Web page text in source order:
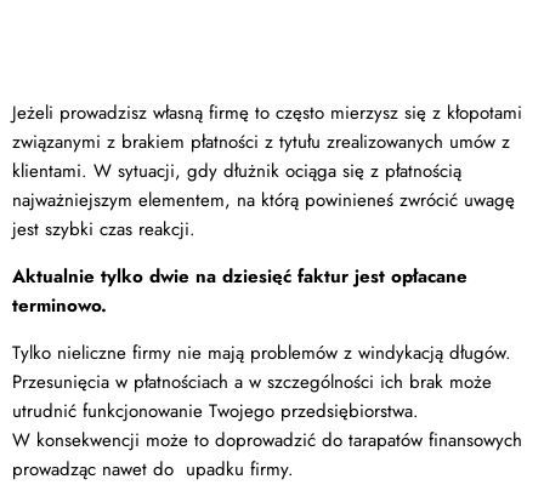
Jeżeli prowadzisz własną firmę to często mierzysz się z kłopotami
związanymi z brakiem płatności z tytułu zrealizowanych umów z
klientami. W sytuacji, gdy dłużnik ociąga się z płatnością
najważniejszym elementem, na którą powinieneś zwrócić uwagę
jest szybki czas reakcji.
Aktualnie tylko dwie na dziesięć faktur jest opłacane
terminowo.
Tylko nieliczne firmy nie mają problemów z windykacją długów.
Przesunięcia w płatnościach a w szczególności ich brak może
utrudnić funkcjonowanie Twojego przedsiębiorstwa.
W konsekwencji może to doprowadzić do tarapatów finansowych
prowadząc nawet do upadku firmy.